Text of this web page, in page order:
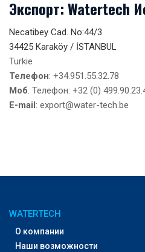
Экспорт: Watertech
Necatibey Cad. No:44/3
34425 Karaköy / İSTANBUL
Turkie
Телефон: +34.951.55.32.78
Моб. Телефон: +32 (0)
E-mail: export@water-tech.be
WATERTECH
О компании
Наши возможности